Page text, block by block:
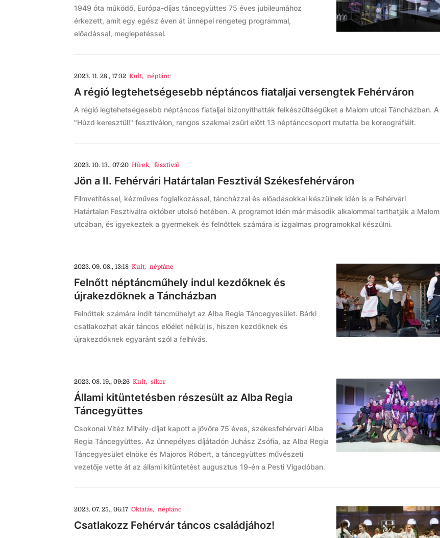
1949 óta működő, Európa-díjas táncegyüttes 75 éves jubileumához
érkezett, amit egy egész éven át ünnepel rengeteg programmal,
előadással, meglepetéssel.
2023. 11. 28., 17:32 Kult, néptánc
A régió legtehetségesebb néptáncos fiataljai versengtek Fehérváron
A régió legtehetségesebb néptáncos fiataljai bizonyíthatták felkészültségüket a Malom utcai Táncházban. A
"Húzd keresztül!" fesztiválon, rangos szakmai zsűri előtt 13 néptánccsoport mutatta be koreográfiáit.
2023. 10. 13., 07:20 Hírek, fesztivál
Jön a II. Fehérvári Határtalan Fesztivál Székesfehérváron
Filmvetítéssel, kézműves foglalkozással, táncházzal és előadásokkal készülnek idén is a Fehérvári
Határtalan Fesztiválra október utolsó hetében. A programot idén már második alkalommal tarthatják a Malom
utcában, és igyekeztek a gyermekek és felnőttek számára is izgalmas programokkal készülni.
2023. 09. 08., 13:18 Kult, néptánc
Felnőtt néptáncműhely indul kezdőknek és
újrakezdőknek a Táncházban
Felnőttek számára indít táncműhelyt az Alba Regia Táncegyesület. Bárki
csatlakozhat akár táncos előélet nélkül is, hiszen kezdőknek és
újrakezdőknek egyaránt szól a felhívás.
2023. 08. 19., 09:26 Kult, siker
Állami kitüntetésben részesült az Alba Regia
Táncegyüttes
Csokonai Vitéz Mihály-díjat kapott a jövőre 75 éves, székesfehérvári Alba
Regia Táncegyüttes. Az ünnepélyes díjátadón Juhász Zsófia, az Alba Regia
Táncegyesület elnöke és Majoros Róbert, a táncegyüttes művészeti
vezetője vette át az állami kitüntetést augusztus 19-én a Pesti Vigadóban.
2023. 07. 25., 06:17 Oktatás, néptánc
Csatlakozz Fehérvár táncos családjához!